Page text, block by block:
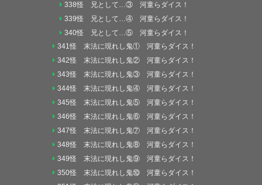
338怪 兄として…③ 河童らダイス！
339怪 兄として…④ 河童らダイス！
340怪 兄として…⑤ 河童らダイス！
341怪 末法に現れし鬼① 河童らダイス！
342怪 末法に現れし鬼② 河童らダイス！
343怪 末法に現れし鬼③ 河童らダイス！
344怪 末法に現れし鬼④ 河童らダイス！
345怪 末法に現れし鬼⑤ 河童らダイス！
346怪 末法に現れし鬼⑥ 河童らダイス！
347怪 末法に現れし鬼⑦ 河童らダイス！
348怪 末法に現れし鬼⑧ 河童らダイス！
349怪 末法に現れし鬼⑨ 河童らダイス！
350怪 末法に現れし鬼⑩ 河童らダイス！